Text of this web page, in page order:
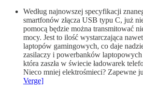
Według najnowszej specyfikacji
smartfonów złącza USB typu C, już
pomocą będzie można transmitować
mocy. Jest to ilość wystarczająca
laptopów gamingowych, co daje
zasilaczy i powerbanków
która zaszła w świecie ładowarek
Nieco mniej elektrośmieci? Zapewne
Verge]